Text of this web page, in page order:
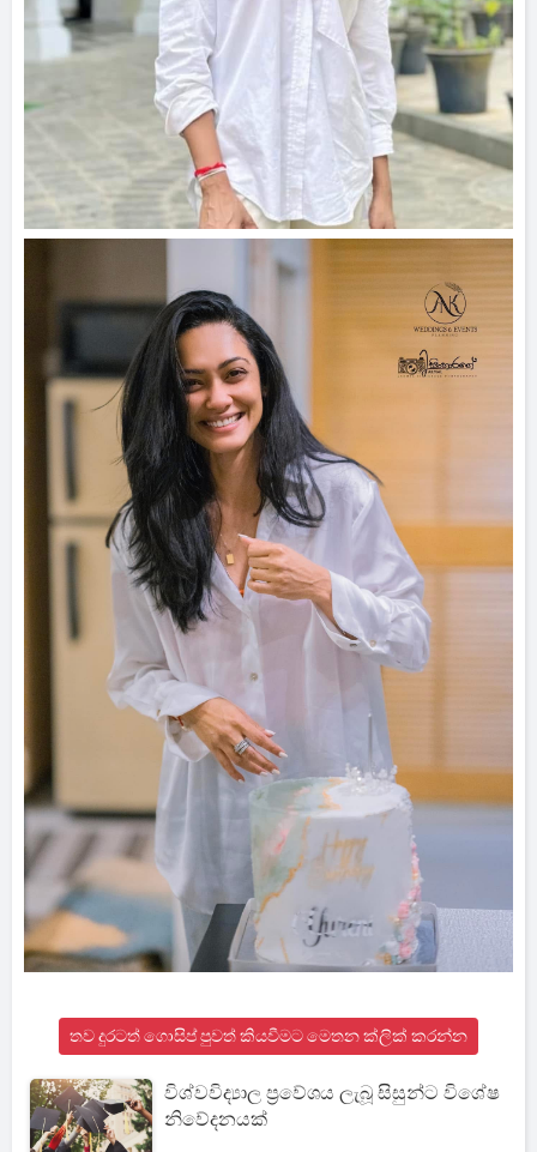
තව දුරටත් ගොසිප් පුවත් කියවීමට මෙතන ක්ලික් කරන්න
විශ්වවිද්‍යාල ප්‍රවේශය ලැබූ සිසුන්ට විශේෂ
නිවේදනයක්